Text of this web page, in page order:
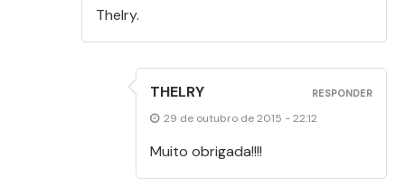
Thelry.
THELRY
29 de outubro de 2015 - 22:12
Muito obrigada!!!!
RESPONDER